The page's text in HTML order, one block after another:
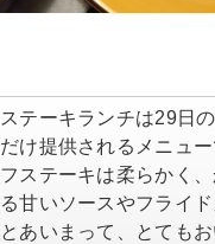
ステーキランチは29日
だけ提供されるメニュ
フステーキは柔らかく
る甘いソースやフライ
とあいまって、とても